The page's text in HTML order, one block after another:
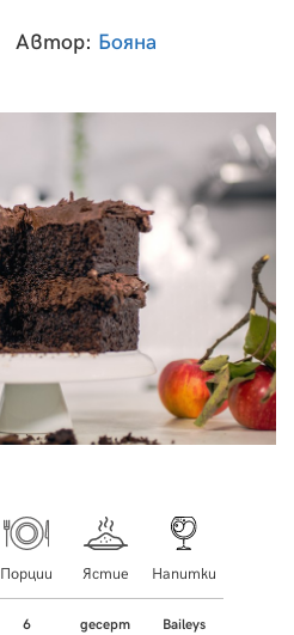
Автор: Бояна
Порции
6
Ястие
десерт
Напитки
Baileys